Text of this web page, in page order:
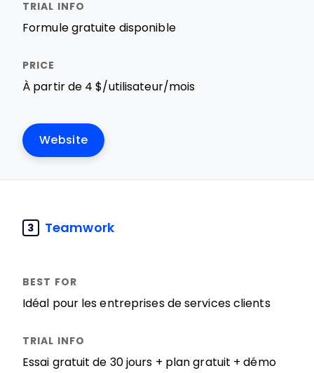
Formule gratuite disponible
À partir de 4 $/utilisateur/mois
Website
3 Teamwork
Idéal pour les entreprises de services clients
Essai gratuit de 30 jours + plan gratuit + démo